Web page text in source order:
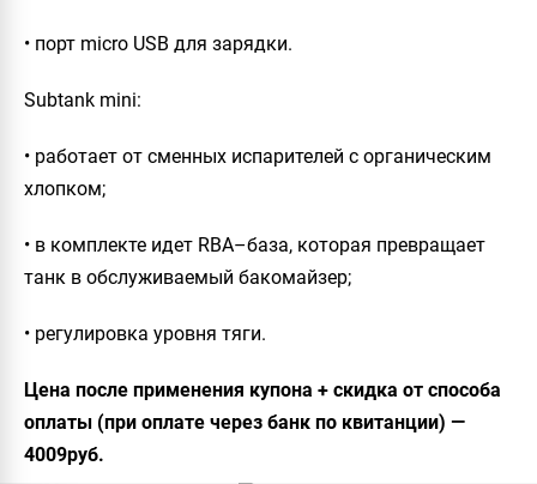
• порт micro USB для зарядки.
Subtank mini:
• работает от сменных испарителей с органическим
хлопком;
• в комплекте идет RBA–база, которая превращает
танк в обслуживаемый бакомайзер;
• регулировка уровня тяги.
Цена после применения купона + скидка от способа
оплаты (при оплате через банк по квитанции) —
4009руб.